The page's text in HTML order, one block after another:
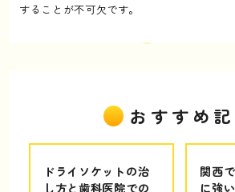
することが不可欠です。
おすすめ
ドライソケットの治
し方と歯科医院での
関西
に強